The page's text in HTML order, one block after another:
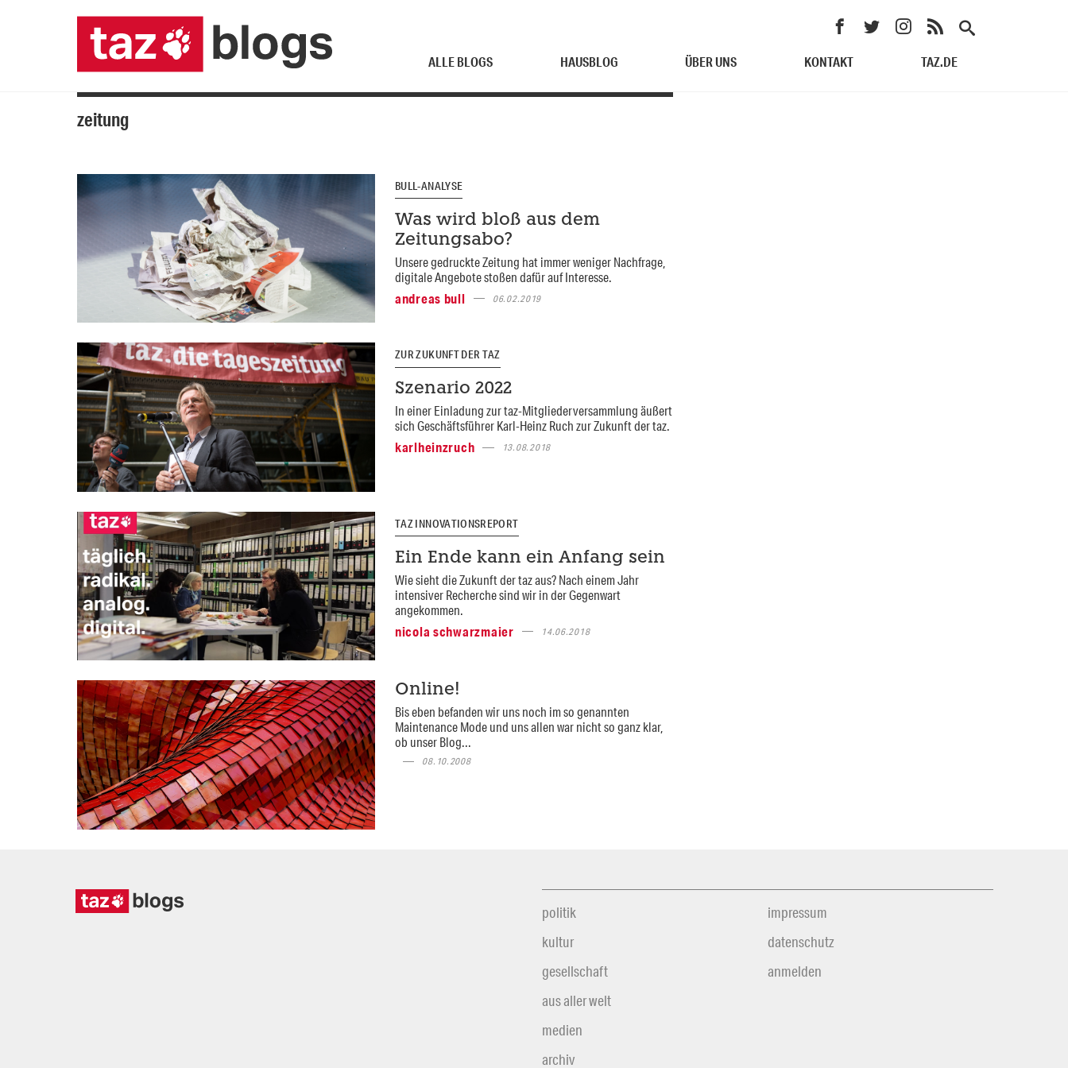
ALLE BLOGS HAUSBLOG ÜBER UNS KONTAKT TAZ.DE
zeitung
BULL-ANALYSE
Was wird bloß aus dem
Zeitungsabo?
Unsere gedruckte Zeitung hat immer weniger Nachfrage,
digitale Angebote stoßen dafür auf Interesse.
andreas bull
06.02.2019
ZUR ZUKUNFT DER TAZ
Szenario 2022
In einer Einladung zur taz-Mitgliederversammlung äußert
sich Geschäftsführer Karl-Heinz Ruch zur Zukunft der taz.
karlheinzruch
13.08.2018
TAZ INNOVATIONSREPORT
Ein Ende kann ein Anfang sein
Wie sieht die Zukunft der taz aus? Nach einem Jahr
intensiver Recherche sind wir in der Gegenwart
angekommen.
nicola schwarzmaier
14.06.2018
Online!
Bis eben befanden wir uns noch im so genannten
Maintenance Mode und uns allen war nicht so ganz klar,
ob unser Blog...
08.10.2008
politik
kultur
gesellschaft
aus aller welt
medien
archiv
impressum
datenschutz
anmelden